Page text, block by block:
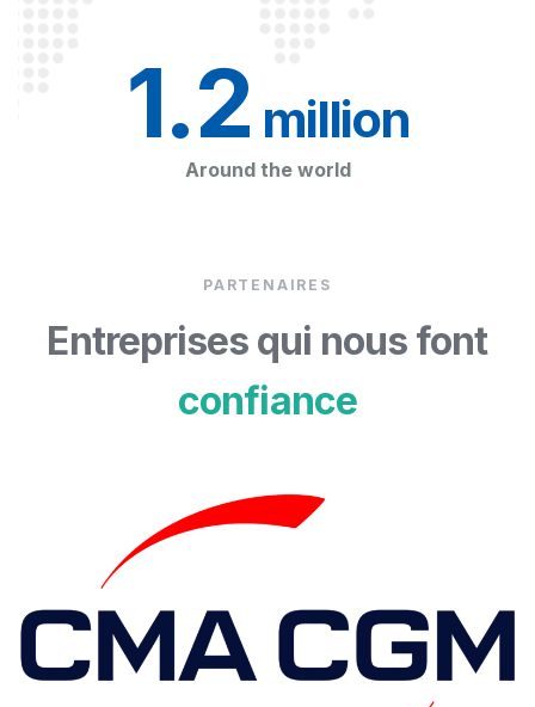
Around the world
1.2 million
PARTENAIRES
Entreprises qui nous font
confiance